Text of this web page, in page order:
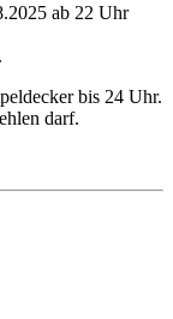
ab 22 Uhr
bis 24 Uhr.
darf.